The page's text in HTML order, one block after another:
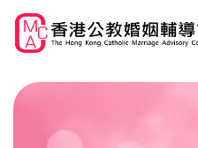
main